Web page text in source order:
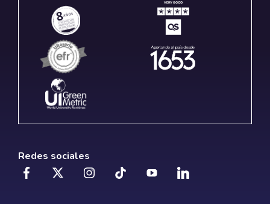
Redes sociales